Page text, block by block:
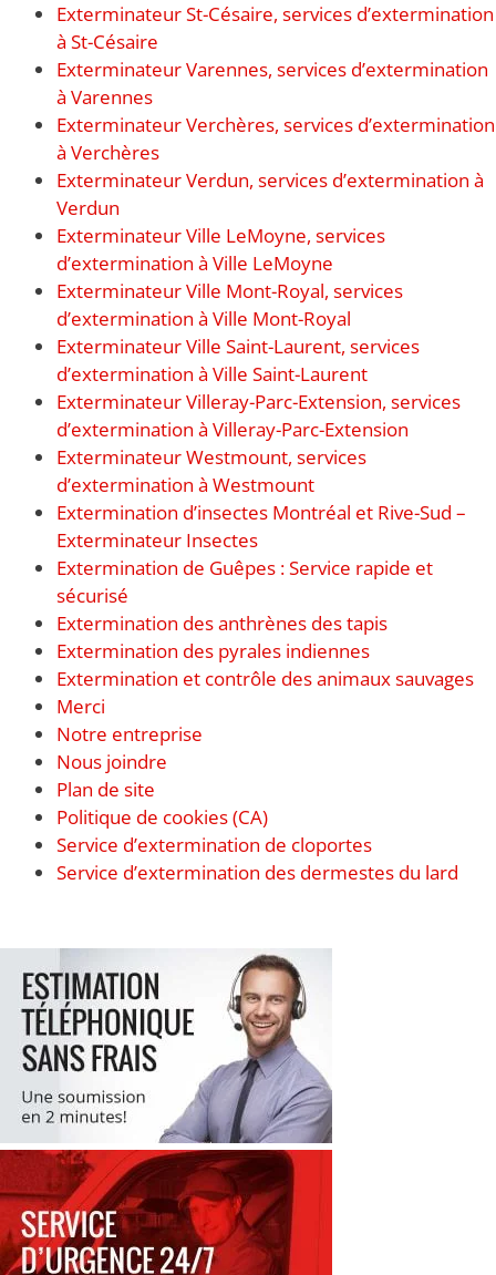
Exterminateur St-Césaire, services d’extermination
à St-Césaire
Exterminateur Varennes, services d’extermination
à Varennes
Exterminateur Verchères, services d’extermination
à Verchères
Exterminateur Verdun, services d’extermination à
Verdun
Exterminateur Ville LeMoyne, services
d’extermination à Ville LeMoyne
Exterminateur Ville Mont-Royal, services
d’extermination à Ville Mont-Royal
Exterminateur Ville Saint-Laurent, services
d’extermination à Ville Saint-Laurent
Exterminateur Villeray-Parc-Extension, services
d’extermination à Villeray-Parc-Extension
Exterminateur Westmount, services
d’extermination à Westmount
Extermination d’insectes Montréal et Rive-Sud –
Exterminateur Insectes
Extermination de Guêpes : Service rapide et
sécurisé
Extermination des anthrènes des tapis
Extermination des pyrales indiennes
Extermination et contrôle des animaux sauvages
Merci
Notre entreprise
Nous joindre
Plan de site
Politique de cookies (CA)
Service d’extermination de cloportes
Service d’extermination des dermestes du lard